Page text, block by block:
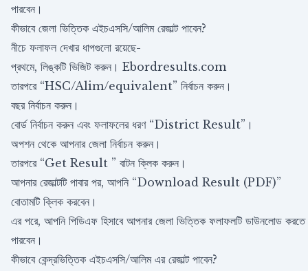
পারবেন।
কীভাবে জেলা ভিত্তিক এইচএসসি/আলিম রেজাল্ট পাবেন?
নীচে ফলাফল দেখার ধাপগুলো রয়েছে-
প্রথমে, লিঙ্কটি ভিজিট করুন। Ebordresults.com
তারপরে “HSC/Alim/equivalent” নির্বাচন করুন।
বছর নির্বাচন করুন।
বোর্ড নির্বাচন করুন এবং ফলাফলের ধরণ “District Result”।
অপশন থেকে আপনার জেলা নির্বাচন করুন।
তারপরে “Get Result ” বাটন ক্লিক করুন।
আপনার রেজাল্টটি পাবার পর, আপনি “Download Result (PDF)”
বোতামটি ক্লিক করবেন।
এর পরে, আপনি পিডিএফ হিসাবে আপনার জেলা ভিত্তিক ফলাফলটি ডাউনলোড করতে
পারবেন।
কীভাবে কেন্দ্রভিত্তিক এইচএসসি/আলিম এর রেজাল্ট পাবেন?